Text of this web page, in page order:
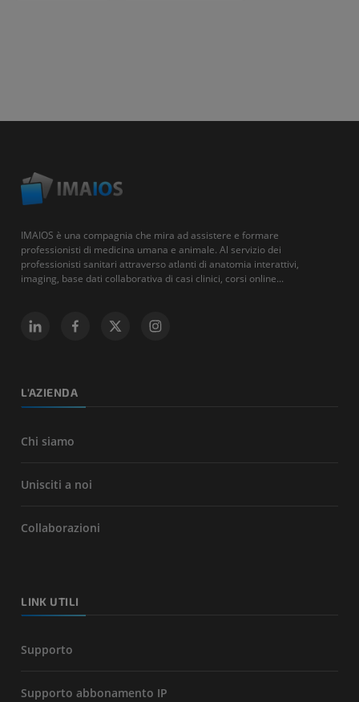
IMAIOS è una compagnia che mira ad assistere e formare
professionisti di medicina umana e animale. Al servizio dei
professionisti sanitari attraverso atlanti di anatomia interattivi,
imaging, base dati collaborativa di casi clinici, corsi online...
L'AZIENDA
Chi siamo
Unisciti a noi
Collaborazioni
LINK UTILI
Supporto
Supporto abbonamento IP